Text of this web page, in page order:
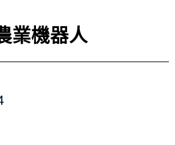
業機器人